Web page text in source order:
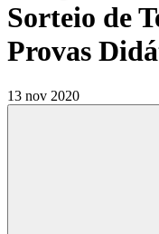
Sorteio de
Provas
13 nov 2020